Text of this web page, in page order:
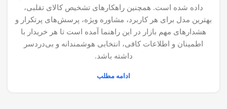
داده شده است. همچنین راهکارهای تشخیص کالای تقلبی،
بهترین مدل برای هر کاربرد، مشاوره ویژه، پرسش‌های پرتکرار و
هشدارهای مهم بازار در این راهنما آمده است تا هر خریدار با
اطمینان و اطلاعات کافی، انتخابی هوشمندانه و بی‌دردسر
داشته باشد.
ادامه مطلب